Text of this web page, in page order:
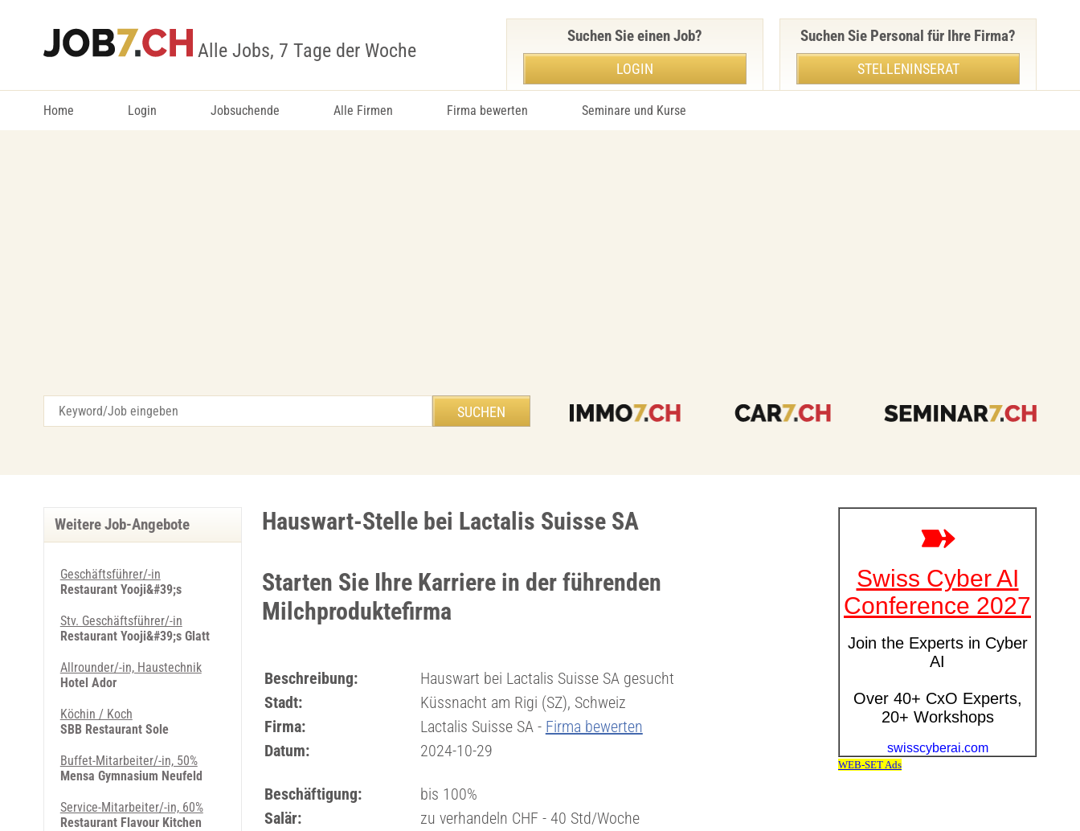
Alle Jobs, 7 Tage der Woche
Home Login Jobsuchende Alle Firmen Firma bewerten Seminare und Kurse
Suchen Sie einen Job?
LOGIN
Suchen Sie Personal für Ihre Firma?
STELLENINSERAT
Hauswart-Stelle bei Lactalis Suisse SA
Starten Sie Ihre Karriere in der führenden
Milchproduktefirma
Beschreibung:
Hauswart bei Lactalis Suisse SA gesucht
Stadt:
Küssnacht am Rigi (SZ), Schweiz
Firma:
Lactalis Suisse SA - Firma bewerten
Datum:
2024-10-29
Beschäftigung:
bis 100%
Salär:
zu verhandeln CHF - 40 Std/Woche
Weitere Job-Angebote
Geschäftsführer/-in
Restaurant Yooji&#39;s
Stv. Geschäftsführer/-in
Restaurant Yooji&#39;s Glatt
Allrounder/-in, Haustechnik
Hotel Ador
Köchin / Koch
SBB Restaurant Sole
Buffet-Mitarbeiter/-in, 50%
Mensa Gymnasium Neufeld
Service-Mitarbeiter/-in, 60%
Restaurant Flavour Kitchen